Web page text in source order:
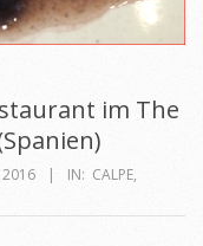
im The
2016 IN: CALPE,